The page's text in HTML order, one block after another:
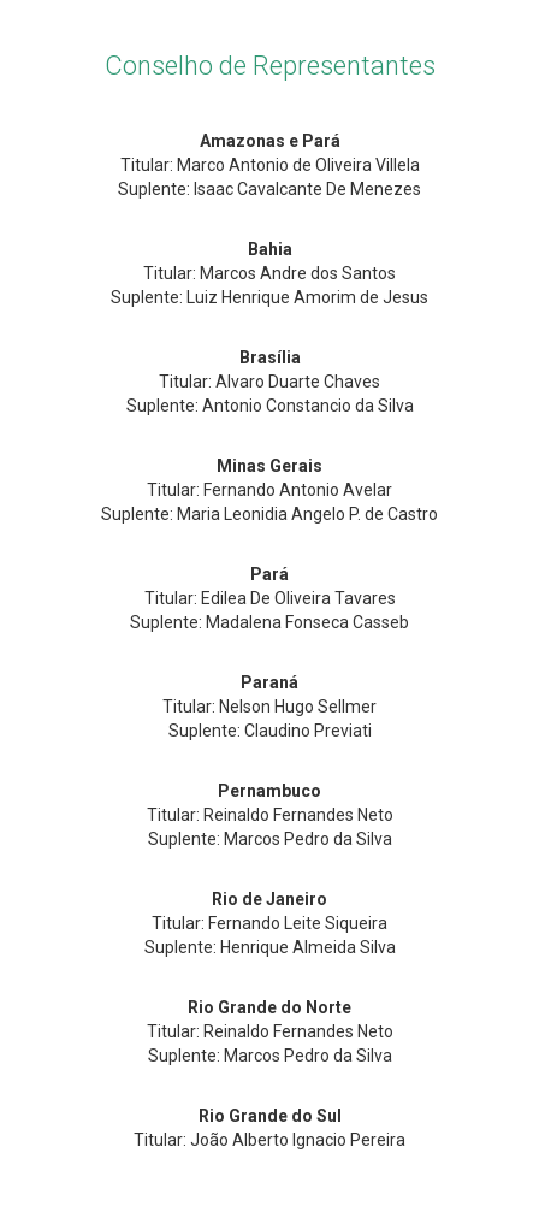
Conselho de Representantes
Amazonas e Pará
Titular: Marco Antonio de Oliveira Villela
Suplente: Isaac Cavalcante De Menezes
Bahia
Titular: Marcos Andre dos Santos
Suplente: Luiz Henrique Amorim de Jesus
Brasília
Titular: Alvaro Duarte Chaves
Suplente: Antonio Constancio da Silva
Minas Gerais
Titular: Fernando Antonio Avelar
Suplente: Maria Leonidia Angelo P. de Castro
Pará
Titular: Edilea De Oliveira Tavares
Suplente: Madalena Fonseca Casseb
Paraná
Titular: Nelson Hugo Sellmer
Suplente: Claudino Previati
Pernambuco
Titular: Reinaldo Fernandes Neto
Suplente: Marcos Pedro da Silva
Rio de Janeiro
Titular: Fernando Leite Siqueira
Suplente: Henrique Almeida Silva
Rio Grande do Norte
Titular: Reinaldo Fernandes Neto
Suplente: Marcos Pedro da Silva
Rio Grande do Sul
Titular: João Alberto Ignacio Pereira